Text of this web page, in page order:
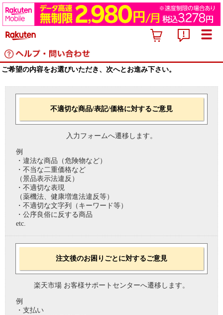
ご希望の内容をお選びいただき、次へとお進み下さい。
不適切な商品/表記/価格に対するご意見
入力フォームへ遷移します。
例
・違法な商品（危険物など）
・不当な二重価格など
（景品表示法違反）
・不適切な表現
（薬機法、健康増進法違反等）
・不適切な文字列（キーワード等）
・公序良俗に反する商品
etc.
注文後のお困りごとに対するご意見
楽天市場 お客様サポートセンターへ遷移します。
例
・支払い